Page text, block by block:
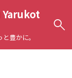
Yarukot
豊かに。